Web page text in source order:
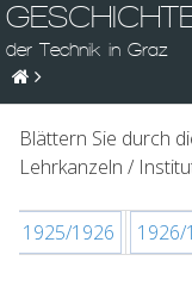
der Technik in Graz
Blättern Sie durch
Lehrkanzeln /
1925/1926 1926/